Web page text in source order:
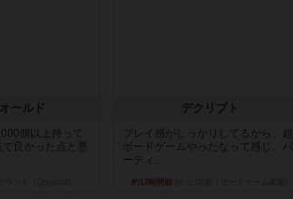
ールド
個以上持って
良かった点と悪
デクリプト
プレイ感がしっかりしてるから、超
ボードゲームやったなって感じ。パ
ーティ...
約13時間前